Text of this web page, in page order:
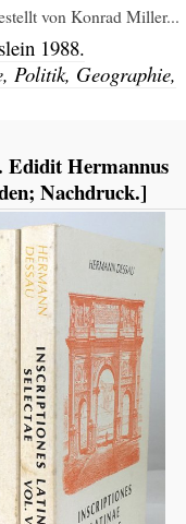
von Konrad Miller...
1988.
Politik, Geographie,
Edidit Hermannus
Nachdruck.]